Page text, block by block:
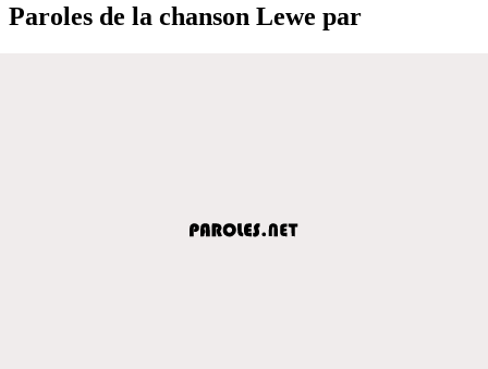
Paroles de la chanson Lewe par